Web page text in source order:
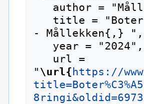
- Mållekken{,} ",
"\url{ https://
8ringi&oldid=6973